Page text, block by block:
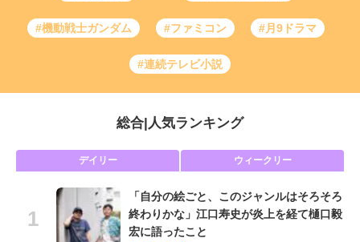
#機動戦士ガンダム #ファミコン #月9ドラマ
#連続テレビ小説
総合 人気ランキング
デイリー ウィークリー
「自分の絵ごと、このジャンルはそろそろ
終わりかな」江口寿史が炎上を経て樋口毅
宏に語ったこと